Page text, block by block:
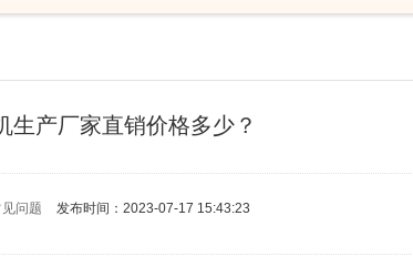
生产厂家直销价格多少？
问题 发布时间：2023-07-17 15:43:23